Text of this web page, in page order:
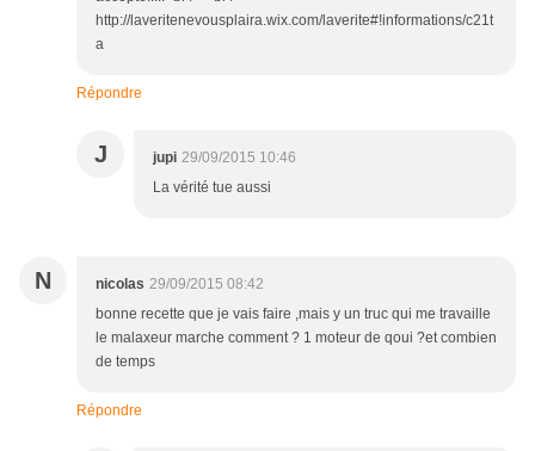
http://laveritenevousplaira.wix.com/laverite#!informations/c21t
a
Répondre
J jupi 29/09/2015 10:46
La vérité tue aussi
N nicolas 29/09/2015 08:42
bonne recette que je vais faire ,mais y un truc qui me travaille
le malaxeur marche comment ? 1 moteur de qoui ?et combien
de temps
Répondre